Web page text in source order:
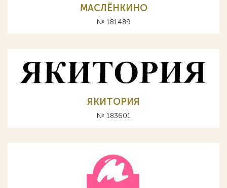
МАСЛЁНКИНО
№ 181489
ЯКИТОРИЯ
№ 183601